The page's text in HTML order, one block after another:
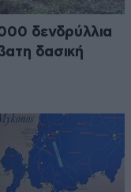
δενδρύλλια
δασική